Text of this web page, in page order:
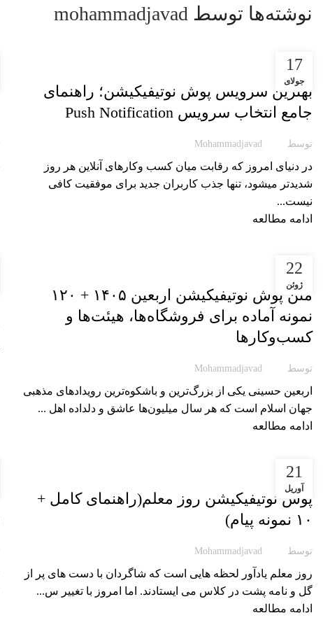
نوشته‌ها توسط mohammadjavad
17
جولای
مقاله پوشیار
بهترین سرویس پوش نوتیفیکیشن؛ راهنمای
جامع انتخاب سرویس Push Notification
توسط Mohammadjavad
در دنیای امروز که رقابت میان کسب ‌وکارهای آنلاین هر روز
شدیدتر میشود، تنها جذب کاربران جدید برای موفقیت کافی
نیست...
ادامه مطالعه
22
ژوئن
مقاله پوشیار
متن پوش نوتیفیکیشن اربعین ۱۴۰۵ + ۱۲۰
نمونه آماده برای فروشگاه‌ها، هیئت‌ها و
کسب‌وکارها
توسط Mohammadjavad
اربعین حسینی یکی از بزرگ‌ترین و باشکوه‌ترین رویدادهای مذهبی
جهان اسلام است که هر سال میلیون‌ها عاشق و دلداده اهل ...
ادامه مطالعه
21
آوریل
مقاله پوشیار
پوش نوتیفیکیشن روز معلم(راهنمای کامل +
۱۰ نمونه پیام)
توسط Mohammadjavad
روز معلم یادآور لحظه هایی است که شاگردان با دست های پر از
گل و نامه پشت در کلاس می ایستادند. اما امروز با تغییر س...
ادامه مطالعه